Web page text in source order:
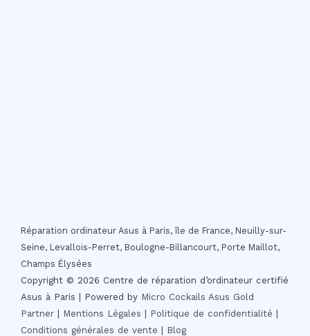
Réparation ordinateur Asus à Paris, île de France, Neuilly-sur-
Seine, Levallois-Perret, Boulogne-Billancourt, Porte Maillot,
Champs Élysées
Copyright © 2026 Centre de réparation d’ordinateur certifié
Asus à Paris | Powered by Micro Cockails Asus Gold
Partner
Mentions Légales Politique de confidentialité
Conditions générales de vente
Blog